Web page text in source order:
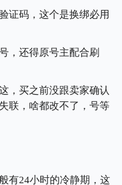
证码，这个是换绑必用
，还得原号主配合刷
，买之前没跟卖家确认
联，啥都改不了，号等
有24小时的冷静期，这